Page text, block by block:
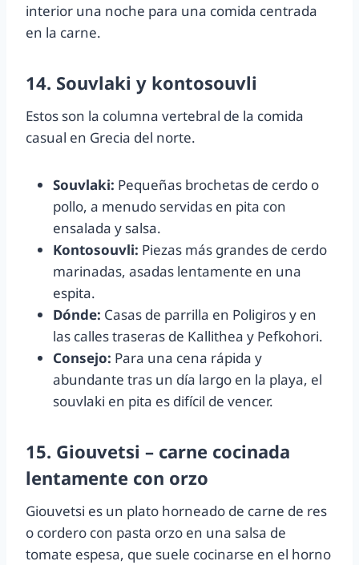
interior una noche para una comida centrada
en la carne.
14. Souvlaki y kontosouvli
Estos son la columna vertebral de la comida
casual en Grecia del norte.
Souvlaki: Pequeñas brochetas de cerdo o
pollo, a menudo servidas en pita con
ensalada y salsa.
Kontosouvli: Piezas más grandes de cerdo
marinadas, asadas lentamente en una
espita.
Dónde: Casas de parrilla en Poligiros y en
las calles traseras de Kallithea y Pefkohori.
Consejo: Para una cena rápida y
abundante tras un día largo en la playa, el
souvlaki en pita es difícil de vencer.
15. Giouvetsi – carne cocinada
lentamente con orzo
Giouvetsi es un plato horneado de carne de res
o cordero con pasta orzo en una salsa de
tomate espesa, que suele cocinarse en el horno